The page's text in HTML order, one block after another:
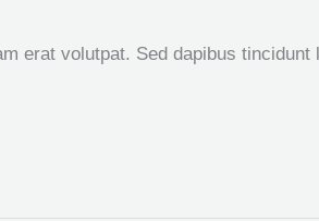
erat volutpat. Sed dapibus tincidunt